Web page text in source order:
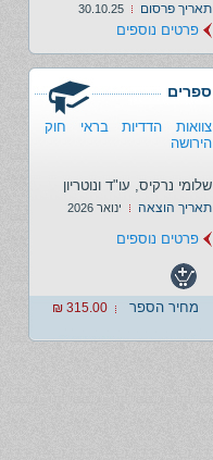
תאריך פרסום 30.10.25
פרטים נוספים
ספרים
צוואות הדדיות בראי חוק
הירושה
שלומי נרקיס, עו"ד ונוטריון
תאריך הוצאה ינואר 2026
מחיר הספר 315.00 ₪
פרטים נוספים